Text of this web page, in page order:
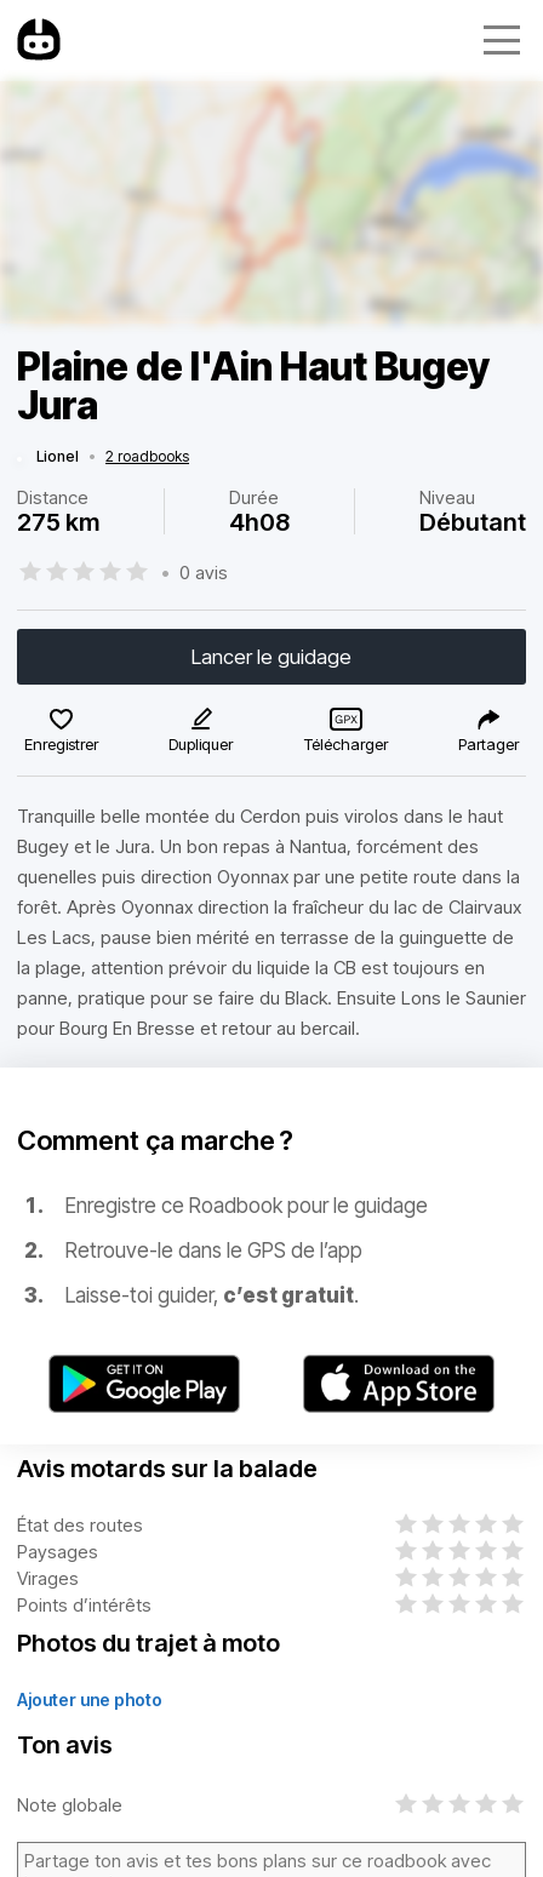
Plaine de l'Ain Haut Bugey
Jura
Lionel • 2 roadbooks
Distance
275 km
Durée
4h08
Niveau
Débutant
• 0 avis
Lancer le guidage
Enregistrer Dupliquer Télécharger Partager
Tranquille belle montée du Cerdon puis virolos dans le haut
Bugey et le Jura. Un bon repas à Nantua, forcément des
quenelles puis direction Oyonnax par une petite route dans la
forêt. Après Oyonnax direction la fraîcheur du lac de Clairvaux
Les Lacs, pause bien mérité en terrasse de la guinguette de
la plage, attention prévoir du liquide la CB est toujours en
panne, pratique pour se faire du Black. Ensuite Lons le Saunier
pour Bourg En Bresse et retour au bercail.
Comment ça marche ?
Enregistre ce Roadbook pour le guidage
Retrouve-le dans le GPS de l’app
Laisse-toi guider, c’est gratuit.
Avis motards sur la balade
État des routes
Paysages
Virages
Points d’intérêts
Photos du trajet à moto
Ajouter une photo
Ton avis
Note globale